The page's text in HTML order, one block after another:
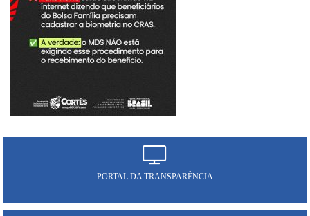
PORTAL DA TRANSPARÊNCIA